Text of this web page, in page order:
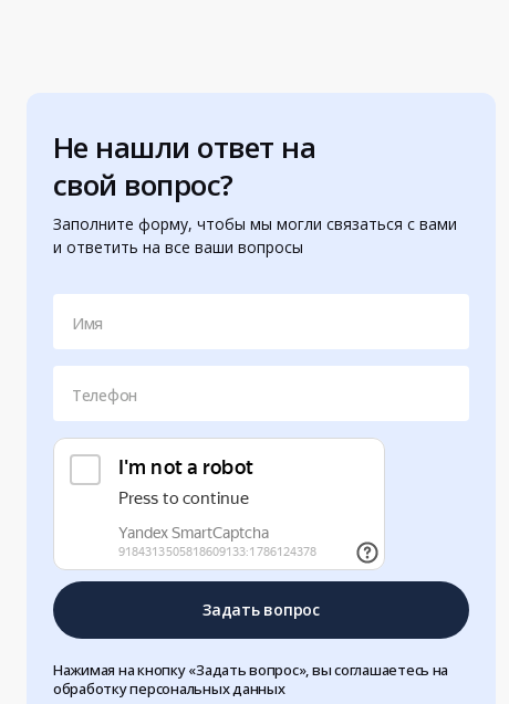
Не нашли ответ на
свой вопрос?
Заполните форму, чтобы мы могли связаться с вами
и ответить на все ваши вопросы
Имя
Телефон
Задать вопрос
Нажимая на кнопку «Задать вопрос», вы соглашаетесь на
обработку персональных данных